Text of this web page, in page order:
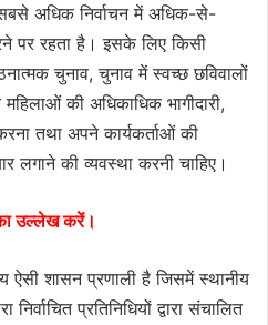
अधिक निर्वाचन में अधिक-से-
पर रहता है। इसके लिए किसी
चुनाव, चुनाव में स्वच्छ छविवालों
की अधिकाधिक भागीदारी,
तथा अपने कार्यकर्ताओं की
लगाने की व्यवस्था करनी चाहिए।
उल्लेख करें।
शासन प्रणाली है जिसमें स्थानीय
प्रतिनिधियों द्वारा संचालित